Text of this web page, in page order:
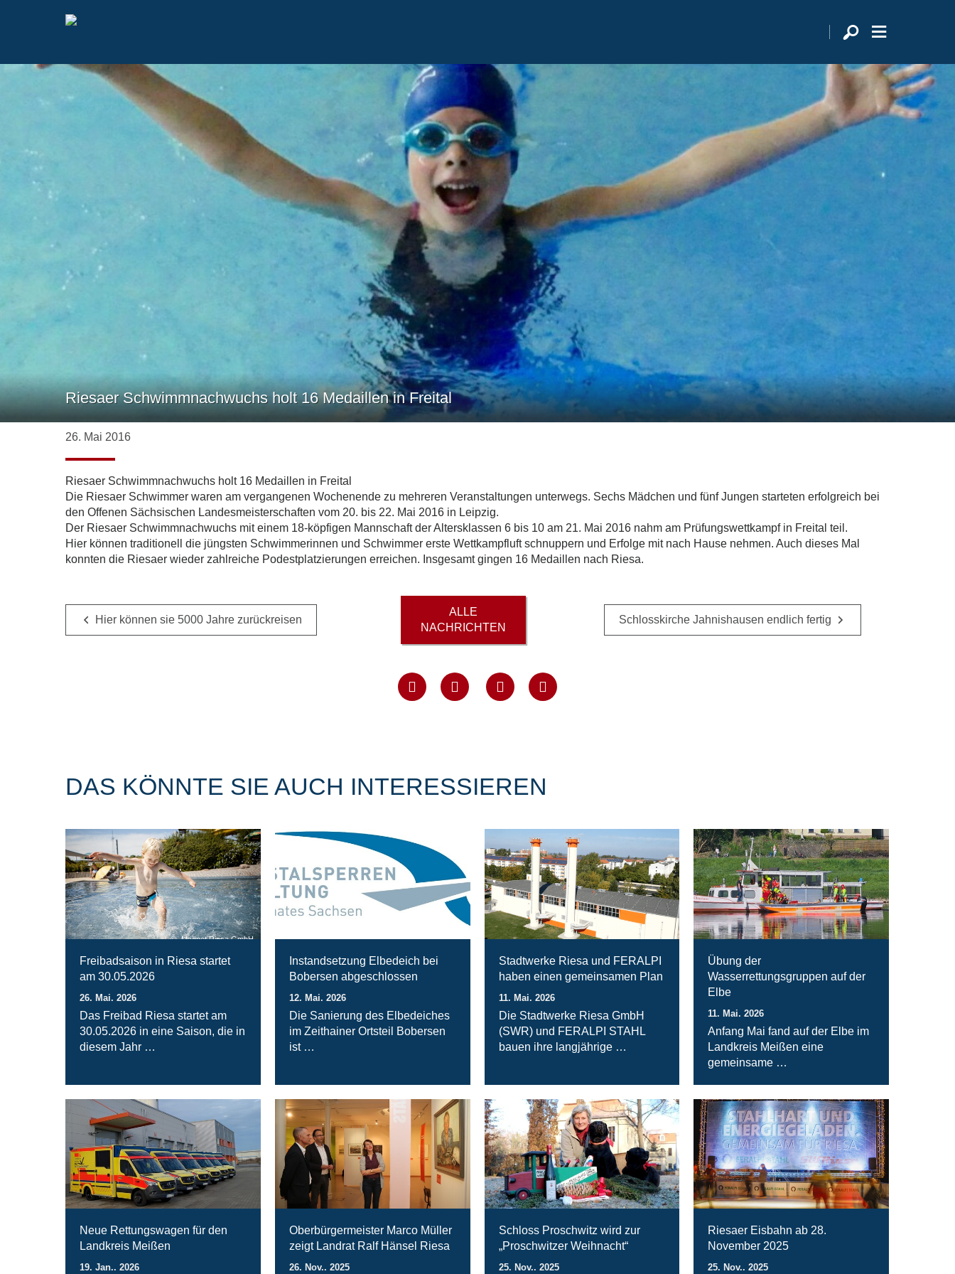
Riesaer Schwimmnachwuchs holt 16 Medaillen in Freital
26. Mai 2016
Riesaer Schwimmnachwuchs holt 16 Medaillen in Freital
Die Riesaer Schwimmer waren am vergangenen Wochenende zu mehreren Veranstaltungen unterwegs. Sechs Mädchen und fünf Jungen starteten erfolgreich bei
den Offenen Sächsischen Landesmeisterschaften vom 20. bis 22. Mai 2016 in Leipzig.
Der Riesaer Schwimmnachwuchs mit einem 18-köpfigen Mannschaft der Altersklassen 6 bis 10 am 21. Mai 2016 nahm am Prüfungswettkampf in Freital teil.
Hier können traditionell die jüngsten Schwimmerinnen und Schwimmer erste Wettkampfluft schnuppern und Erfolge mit nach Hause nehmen. Auch dieses Mal
konnten die Riesaer wieder zahlreiche Podestplatzierungen erreichen. Insgesamt gingen 16 Medaillen nach Riesa.
Hier können sie 5000 Jahre zurückreisen
ALLE
NACHRICHTEN
Schlosskirche Jahnishausen endlich fertig
DAS KÖNNTE SIE AUCH INTERESSIEREN
Magnet Riesa GmbH
Freibadsaison in Riesa startet
am 30.05.2026
26. Mai. 2026
Das Freibad Riesa startet am
30.05.2026 in eine Saison, die in
diesem Jahr …
Instandsetzung Elbedeich bei
Bobersen abgeschlossen
12. Mai. 2026
Die Sanierung des Elbedeiches
im Zeithainer Ortsteil Bobersen
ist …
Stadtwerke Riesa und FERALPI
haben einen gemeinsamen Plan
11. Mai. 2026
Die Stadtwerke Riesa GmbH
(SWR) und FERALPI STAHL
bauen ihre langjährige …
Übung der
Wasserrettungsgruppen auf der
Elbe
11. Mai. 2026
Anfang Mai fand auf der Elbe im
Landkreis Meißen eine
gemeinsame …
Neue Rettungswagen für den
Landkreis Meißen
19. Jan.. 2026
Oberbürgermeister Marco Müller
zeigt Landrat Ralf Hänsel Riesa
26. Nov.. 2025
Schloss Proschwitz wird zur
„Proschwitzer Weihnacht“
25. Nov.. 2025
Riesaer Eisbahn ab 28.
November 2025
25. Nov.. 2025